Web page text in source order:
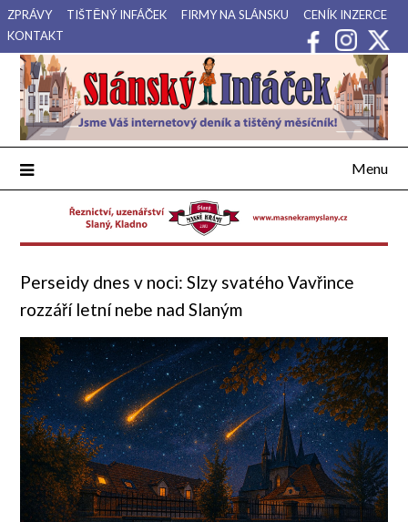
Přejdi
na
obsah
ZPRÁVY TIŠTĚNÝ INFÁČEK FIRMY NA SLÁNSKU
CENÍK INZERCE
KONTAKT
Slánský Infáček
Váš internetový deník a tištěný měsíčník pro Slánsko, Kladensko
a Lounsko.
Menu
Perseidy dnes v noci: Slzy svatého Vavřince
rozzáří letní nebe nad Slaným